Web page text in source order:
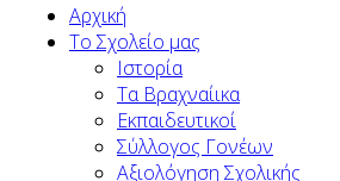
Αρχική
To Σχολείο μας
Ιστορία
Τα Βραχναίικα
Εκπαιδευτικοί
Σύλλογος Γονέων
Αξιολόγηση Σχολικής